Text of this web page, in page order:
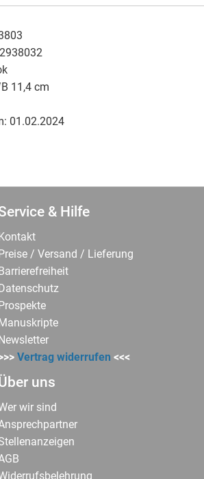
11,4 cm
01.02.2024
& Hilfe
/ Versand / Lieferung
Vertrag widerrufen <<<
uns
wir sind